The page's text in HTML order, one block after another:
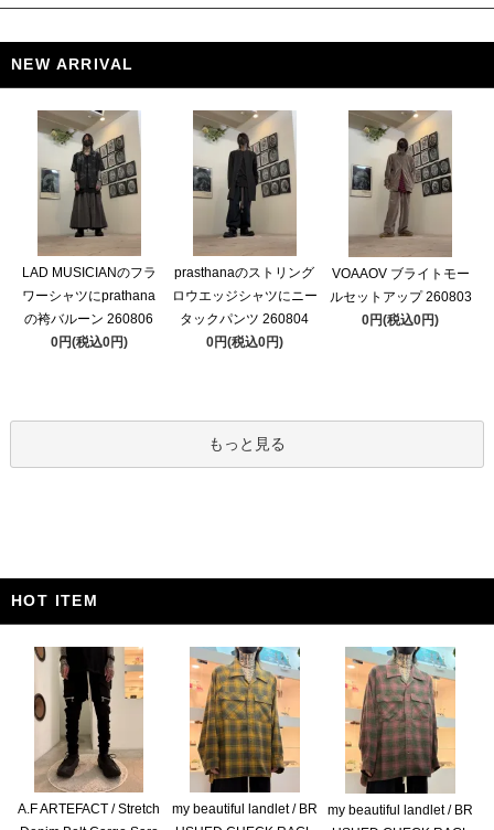
NEW ARRIVAL
LAD MUSICIANのフラ
ワーシャツにprathana
の袴バルーン 260806
0円(税込0円)
prasthanaのストリング
ロウエッジシャツにニー
タックパンツ 260804
0円(税込0円)
VOAAOV ブライトモー
ルセットアップ 260803
0円(税込0円)
もっと見る
HOT ITEM
A.F ARTEFACT / Stretch
my beautiful landlet / BR
my beautiful landlet / BR